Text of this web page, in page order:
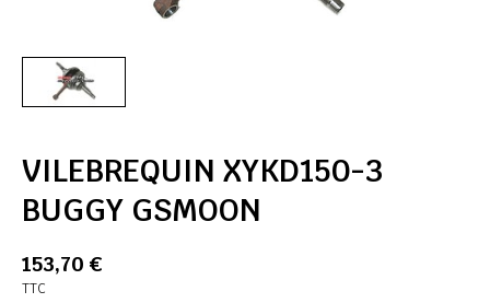
VILEBREQUIN XYKD150-3
BUGGY GSMOON
153,70 €
TTC